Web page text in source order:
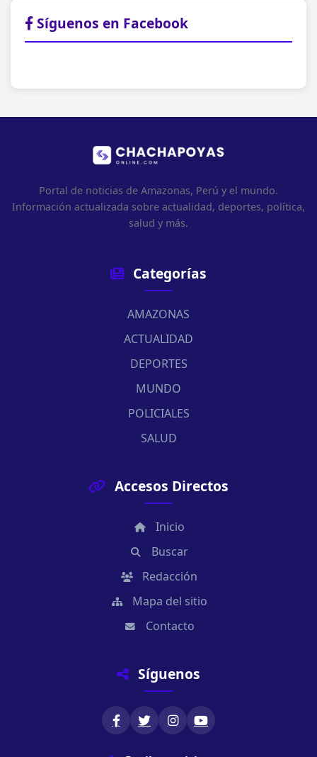
Síguenos en Facebook
Portal de noticias de Amazonas, Perú y el mundo.
Información actualizada sobre actualidad, deportes, política,
salud y más.
Categorías
AMAZONAS
ACTUALIDAD
DEPORTES
MUNDO
POLICIALES
SALUD
Accesos Directos
Inicio
Buscar
Redacción
Mapa del sitio
Contacto
Síguenos